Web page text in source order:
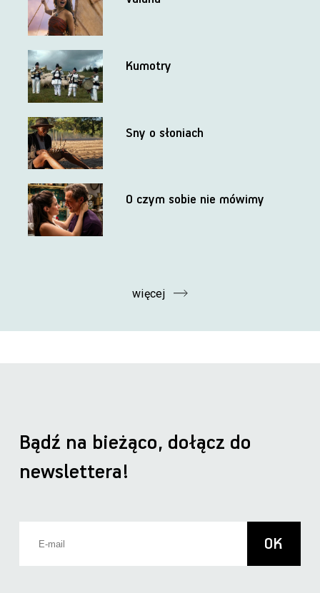
Kumotry
Sny o słoniach
O czym sobie nie mówimy
więcej
Bądź na bieżąco, dołącz do
newslettera!